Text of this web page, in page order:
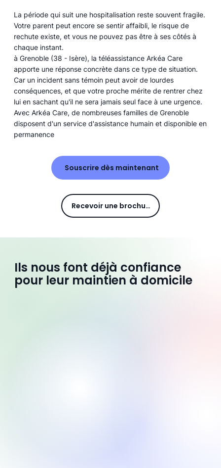
La période qui suit une hospitalisation reste souvent fragile.
Votre parent peut encore se sentir affaibli, le risque de
rechute existe, et vous ne pouvez pas être à ses côtés à
chaque instant.
à Grenoble (38 - Isère), la téléassistance Arkéa Care
apporte une réponse concrète dans ce type de situation.
Car un incident sans témoin peut avoir de lourdes
conséquences, et que votre proche mérite de rentrer chez
lui en sachant qu'il ne sera jamais seul face à une urgence.
Avec Arkéa Care, de nombreuses familles de Grenoble
disposent d'un service d'assistance humain et disponible en
permanence
Souscrire dès maintenant
Recevoir une brochure
Ils nous font déjà confiance
pour leur maintien à domicile